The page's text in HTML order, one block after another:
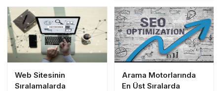
Web Sitesinin
Sıralamalarda
Arama Motorlarında
En Üst Sıralarda